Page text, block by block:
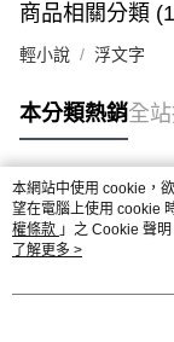
商品相關分類
輕小說 浮文字
本分類熱銷全
熱門標籤
本網站中使用 cookie，
望在電腦上使用 cookie
權條款 」之 Cookie 聲
用條款之 Cookie 聲明使
了解更多 >